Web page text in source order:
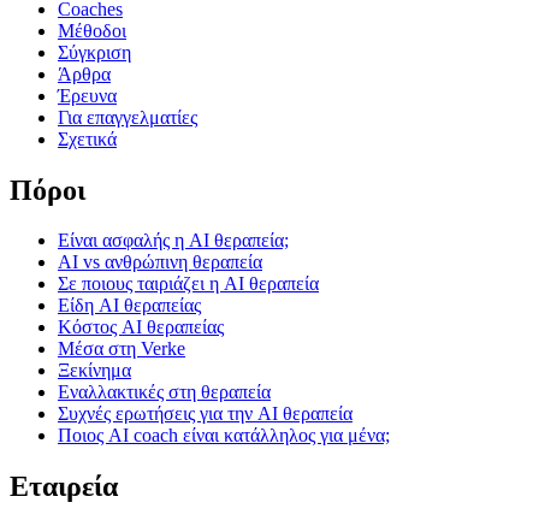
Coaches
Μέθοδοι
Σύγκριση
Άρθρα
Έρευνα
Για επαγγελματίες
Σχετικά
Πόροι
Είναι ασφαλής η AI θεραπεία;
AI vs ανθρώπινη θεραπεία
Σε ποιους ταιριάζει η AI θεραπεία
Είδη AI θεραπείας
Κόστος AI θεραπείας
Μέσα στη Verke
Ξεκίνημα
Εναλλακτικές στη θεραπεία
Συχνές ερωτήσεις για την AI θεραπεία
Ποιος AI coach είναι κατάλληλος για μένα;
Εταιρεία